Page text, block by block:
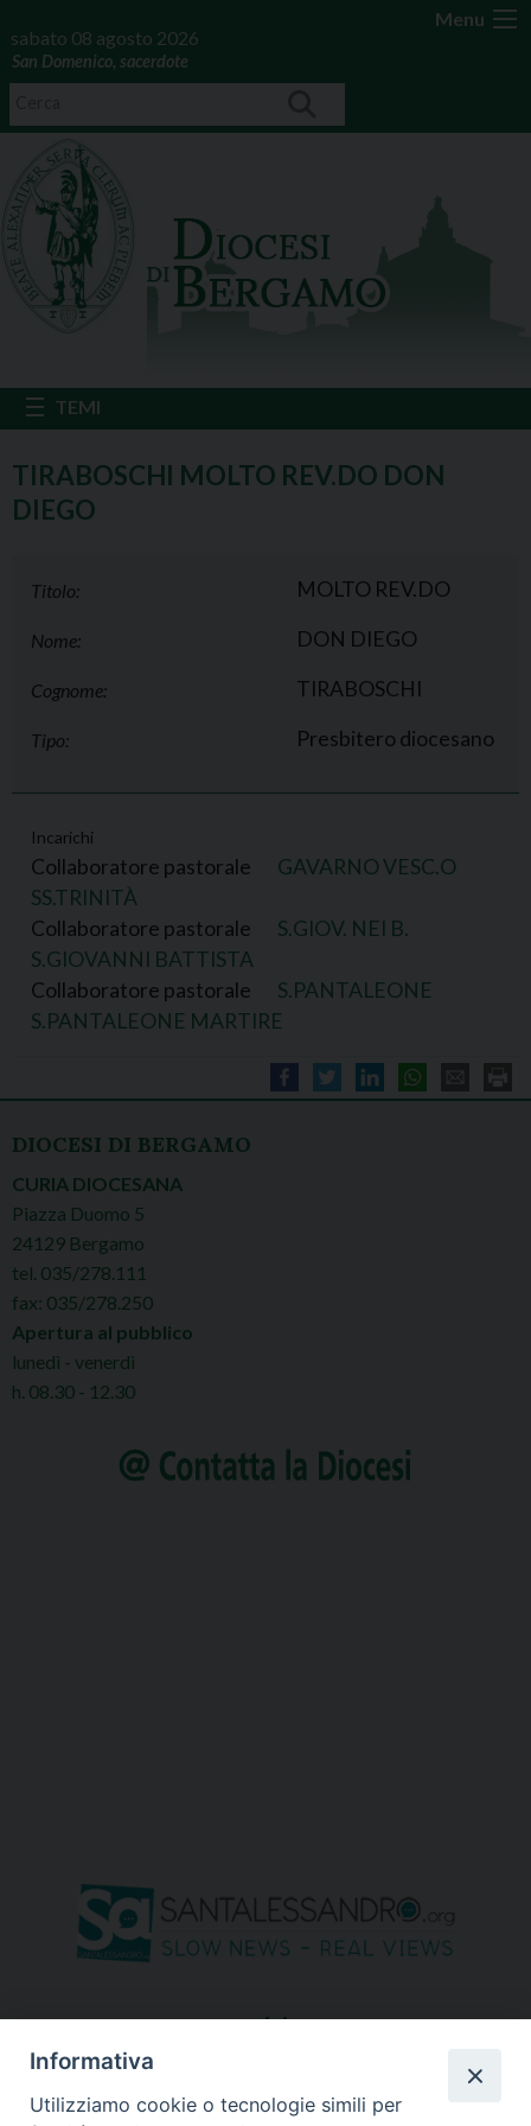
Menu
sabato 08 agosto 2026
San Domenico, sacerdote
TIRABOSCHI MOLTO REV.DO DON
DIEGO
Titolo: MOLTO REV.DO
Nome: DON DIEGO
Cognome: TIRABOSCHI
Tipo: Presbitero diocesano
Incarichi
Collaboratore pastorale
GAVARNO VESC.O
SS.TRINITÀ
Collaboratore pastorale
S.GIOV. NEI B.
S.GIOVANNI BATTISTA
Collaboratore pastorale
S.PANTALEONE
S.PANTALEONE MARTIRE
DIOCESI DI BERGAMO
CURIA DIOCESANA
Piazza Duomo 5
24129 Bergamo
tel. 035/278.111
fax: 035/278.250
Apertura al pubblico
lunedì - venerdì
h. 08.30 - 12.30
seguici su
Informativa
Utilizziamo cookie o tecnologie simili per